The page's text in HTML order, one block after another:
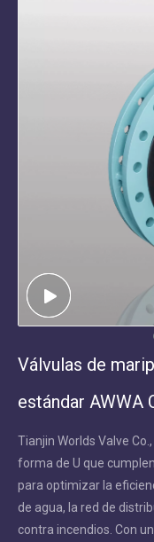
Válvulas de
estándar AWWA
Tianjin Worlds Valve
forma de U que
para optimizar la
de agua, la red de
contra incendios. Con